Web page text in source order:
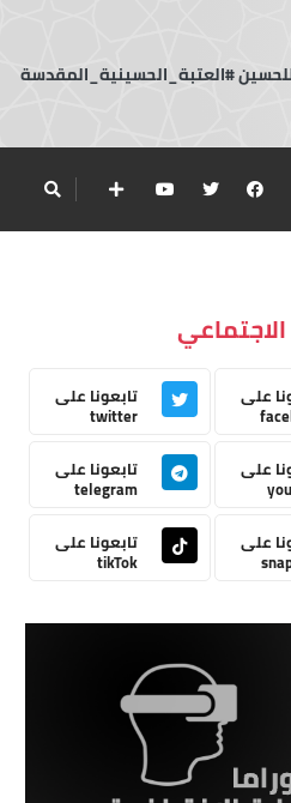
#العتبة_الحسينية_المقدسة
على تابعونا على
twitter
على
تابعونا على
telegram
على
تابعونا على
tikTok